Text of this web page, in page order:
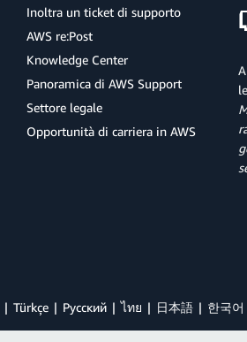
Inoltra un ticket di supporto
AWS re:Post
Knowledge Center
Panoramica di AWS Support
Settore legale
Opportunità di carriera in AWS
Türkçe Ρусский ไทย 日本語 한국어